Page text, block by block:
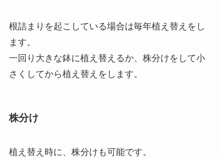
根詰まりを起こしている場合は毎年植え替えをし
ます。
一回り大きな鉢に植え替えるか、株分けをして小
さくしてから植え替えをします。
株分け
植え替え時に、株分けも可能です。